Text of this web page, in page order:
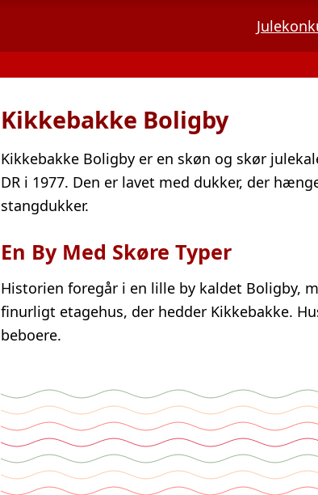
Kikkebakke Boligby
Kikkebakke Boligby er en skøn og skør
DR i 1977. Den er lavet med dukker, der
stangdukker.
En By Med Skøre Typer
Historien foregår i en lille by kaldet Boligby,
finurligt etagehus, der hedder Kikkebakke.
beboere.